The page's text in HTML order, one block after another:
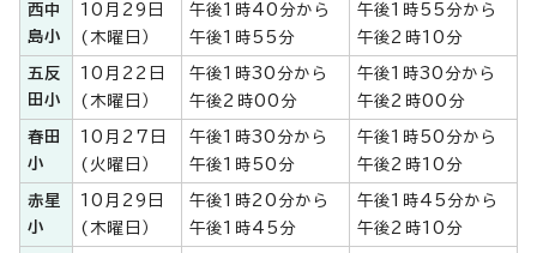
西中
島小
10月29日
(木曜日）
午後1時40分から
午後1時55分
午後1時55分から
午後2時10分
五反
田小
10月22日
(木曜日）
午後1時30分から
午後2時00分
午後1時30分から
午後2時00分
春田
小
10月27日
(火曜日）
午後1時30分から
午後1時50分
午後1時50分から
午後2時10分
赤星
小
10月29日
(木曜日）
午後1時20分から
午後1時45分
午後1時45分から
午後2時10分